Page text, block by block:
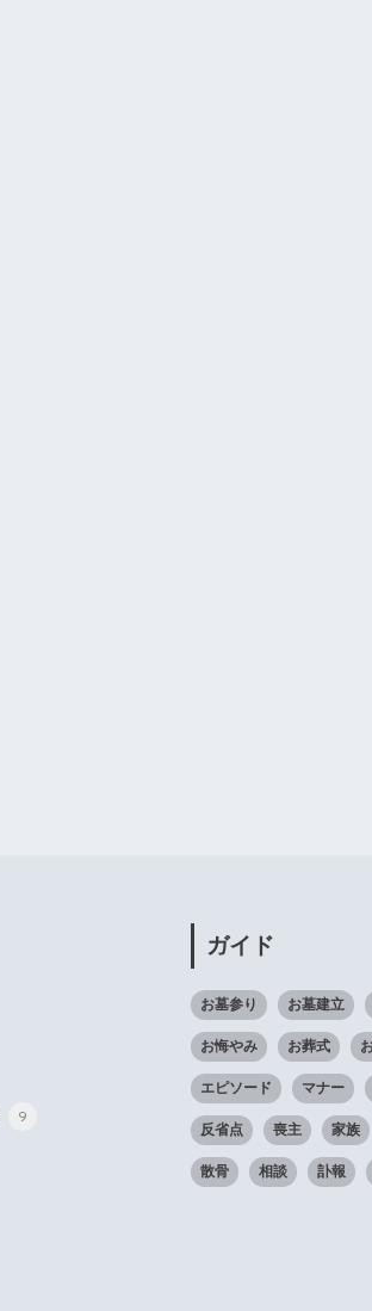
9
ガイド
お墓参り お墓建立
お悔やみ お葬式
エピソード マナー
反省点 喪主 家族
散骨 相談 訃報